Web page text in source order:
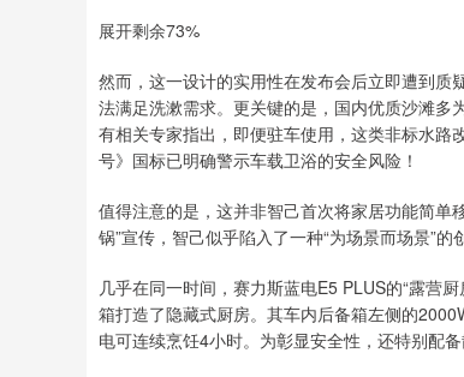
展开剩余73%
然而，这一设计的实用性在发布会后立即遭到
法满足洗漱需求。更关键的是，国内优质沙滩
有相关专家指出，即便驻车使用，这类非标水
号》国标已明确警示车载卫浴的安全风险！
值得注意的是，这并非智己首次将家居功能简单
锅”宣传，智己似乎陷入了一种“为场景而场景”的
几乎在同一时间，赛力斯蓝电E5 PLUS的“露营
箱打造了隐藏式厨房。其车内后备箱左侧的
电可连续烹饪4小时。为彰显安全性，还特别配备